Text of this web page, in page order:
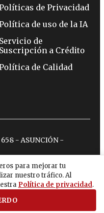
para mejorar tu
nuestro tráfico. Al
Política de privacidad.
de Privacidad
de uso de la IA
Servicio de
Suscripción a Crédito
de Calidad
- ASUNCIÓN -
youtubespotify